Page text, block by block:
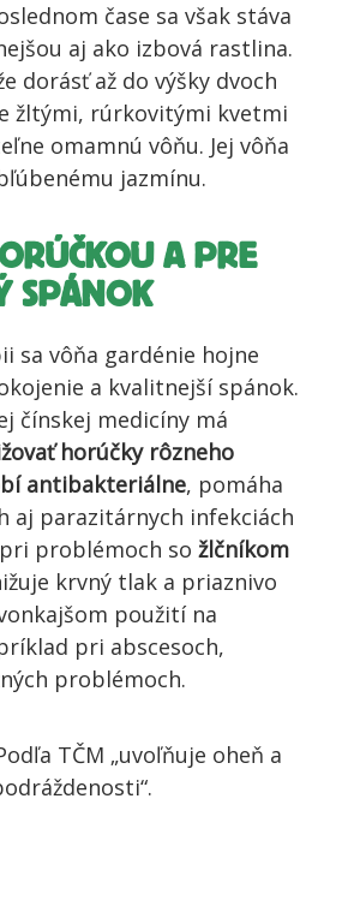
čase sa však stáva
aj ako izbová rastlina.
dorásť až do výšky dvoch
žltými, rúrkovitými kvetmi
omamnú vôňu. Jej vôňa
jazmínu.
A PRE
SPÁNOK
sa vôňa gardénie hojne
a kvalitnejší spánok.
čínskej medicíny má
horúčky rôzneho
antibakteriálne, pomáha
aj parazitárnych infekciách
problémoch so žlčníkom
krvný tlak a priaznivo
použití na
pri abscesoch,
problémoch.
TČM „uvoľňuje oheň a